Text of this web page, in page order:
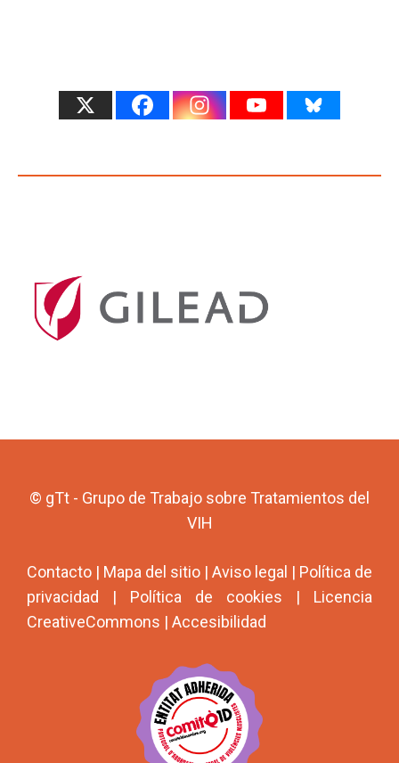
© gTt - Grupo de Trabajo sobre Tratamientos del
VIH
Contacto | Mapa del sitio | Aviso legal | Política de
privacidad | Política de cookies | Licencia
CreativeCommons | Accesibilidad